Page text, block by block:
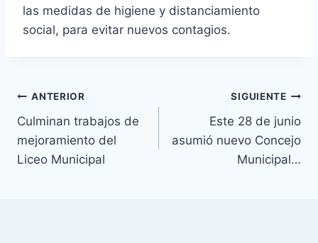
las medidas de higiene y distanciamiento
social, para evitar nuevos contagios.
ANTERIOR
Culminan trabajos de
mejoramiento del
Liceo Municipal
SIGUIENTE
Este 28 de junio
asumió nuevo Concejo
Municipal…